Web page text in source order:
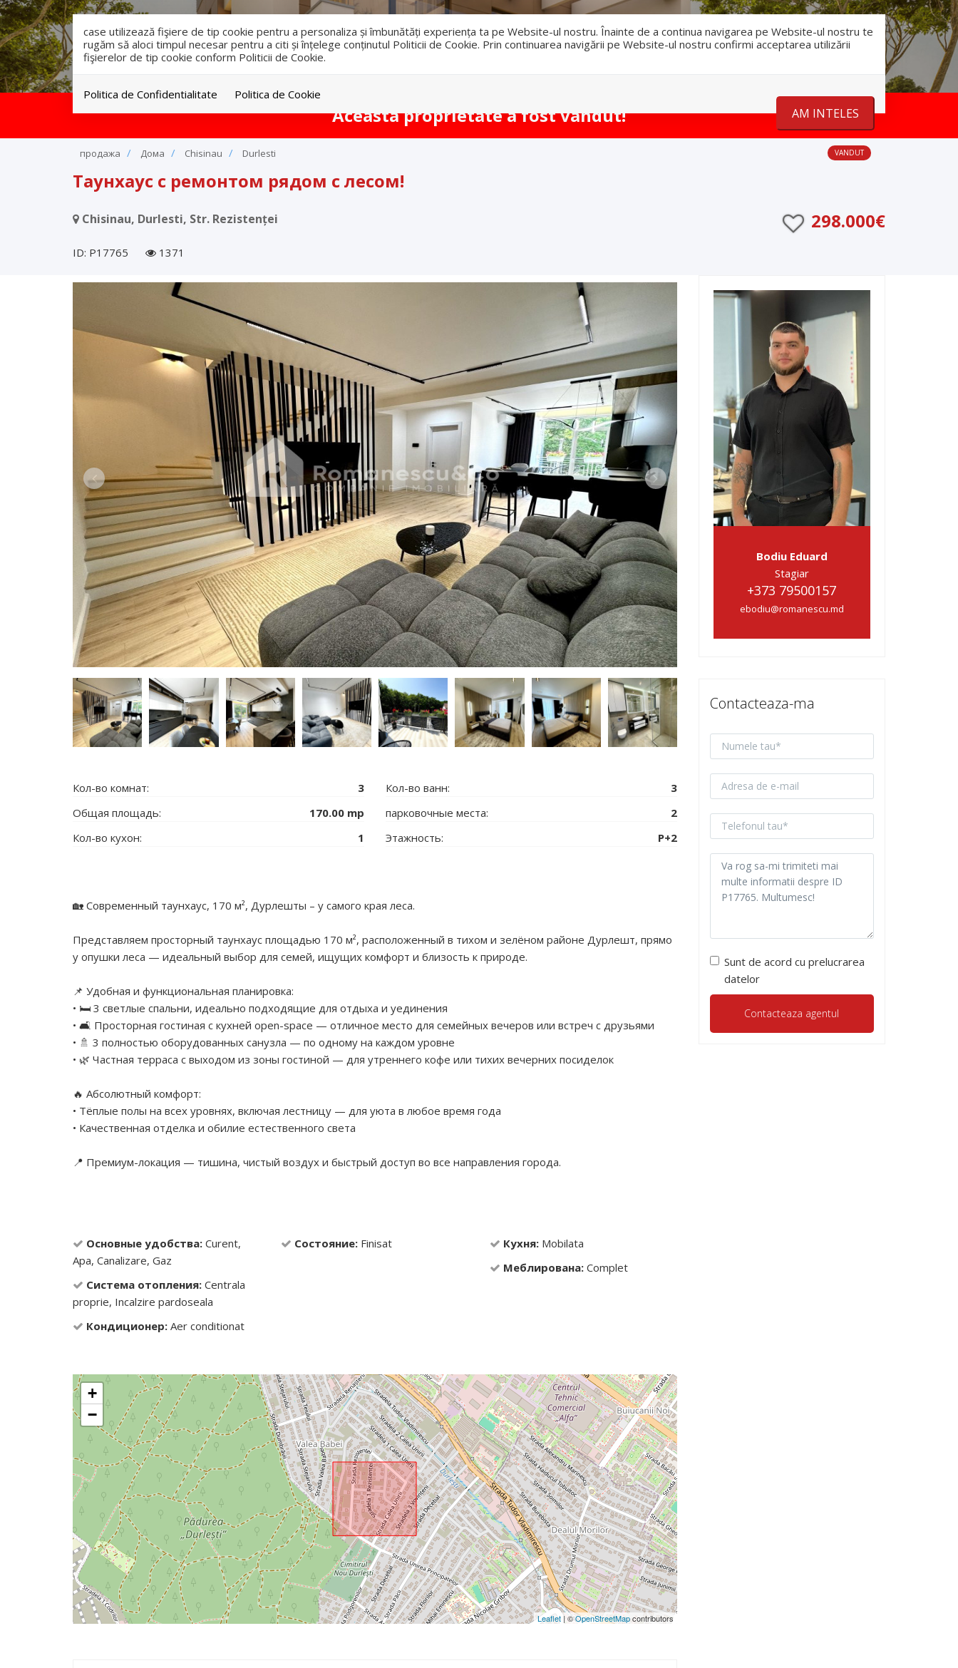
case utilizează fişiere de tip cookie pentru a personaliza și îmbunătăți experiența ta pe Website-ul nostru. Înainte de a continua navigarea pe Website-ul nostru te
rugăm să aloci timpul necesar pentru a citi și înțelege conținutul Politicii de Cookie. Prin continuarea navigării pe Website-ul nostru confirmi acceptarea utilizării
fişierelor de tip cookie conform Politicii de Cookie.
Politica de Confidentialitate Politica de Cookie
AM INTELES
RO RU
info@romanescu.md +37369883878
Aceasta proprietate a fost vandut!
продажа Дома Chisinau Durlesti VANDUT
Таунхаус с ремонтом рядом с лесом!
Chisinau, Durlesti, Str. Rezistenței 298.000€
ID: P17765 1371
Кол-во комнат:
3
Общая площадь:
170.00 mp
Кол-во кухон:
1
Кол-во ванн:
3
парковочные места:
2
Этажность:
P+2
🏡 Современный таунхаус, 170 м², Дурлешты – у самого края леса.
Представляем просторный таунхаус площадью 170 м², расположенный в тихом и зелёном районе Дурлешт, прямо
у опушки леса — идеальный выбор для семей, ищущих комфорт и близость к природе.
📌 Удобная и функциональная планировка:
• 🛏️ 3 светлые спальни, идеально подходящие для отдыха и уединения
• 🛋️ Просторная гостиная с кухней open-space — отличное место для семейных вечеров или встреч с друзьями
• 🚿 3 полностью оборудованных санузла — по одному на каждом уровне
• 🌿 Частная терраса с выходом из зоны гостиной — для утреннего кофе или тихих вечерних посиделок
🔥 Абсолютный комфорт:
• Тёплые полы на всех уровнях, включая лестницу — для уюта в любое время года
• Качественная отделка и обилие естественного света
📍 Премиум-локация — тишина, чистый воздух и быстрый доступ во все направления города.
Основные удобства: Curent,
Apa, Canalizare, Gaz
Система отопления: Centrala
proprie, Incalzire pardoseala
Кондиционер: Aer conditionat
Состояние: Finisat Кухня:Mobilata
Меблирована:Complet
+
−
Leaflet| ©OpenStreetMapcontributors
Bodiu Eduard
Stagiar
+373 79500157
ebodiu@romanescu.md
Contacteaza-ma
Sunt de acord cu prelucrarea
datelor